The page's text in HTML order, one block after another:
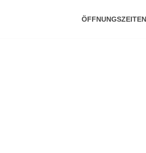
ÖFFNUNGSZEITEN